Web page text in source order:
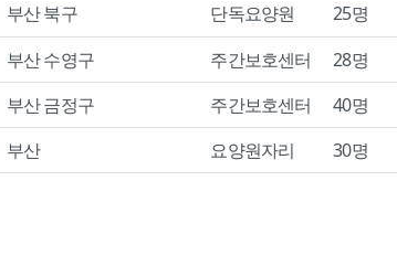
부산 북구 단독요양원 25명
부산 수영구 주간보호센터 28명
부산 금정구 주간보호센터 40명
부산 요양원자리 30명